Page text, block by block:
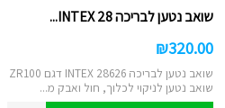
שואב נטען לבריכה INTEX 28...
320.00
₪
שואב נטען לבריכה INTEX 28626 דגם ZR100
שואב נטען לניקוי לכלוך, חול ואבק מ...